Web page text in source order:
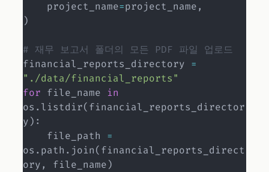
    project_name
=project_name,
)
# 재무 보고서 폴더의 모든 PDF 파일 업로드
financial_reports_directory =
"./data/financial_reports"
for file_name in
os . listdir(financial_reports_director
y) :
    file_path
=
os . path . join(financial_reports_direct
ory, file_name)